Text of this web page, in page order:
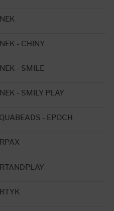
- CHINY
- SMILE
- SMILY PLAY
- EPOCH